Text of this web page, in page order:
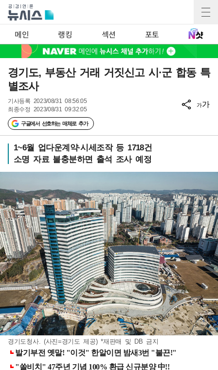
메인 랭킹 섹션 포토
경기도, 부동산 거래 거짓신고 시·군 합동 특
별조사
기사등록 2023/08/31 08:56:05
최종수정 2023/08/31 09:32:05
구글에서 선호하는 매체로 추가
가가
1~6월 업다운계약·시세조작 등 1718건
소명 자료 불충분하면 출석 조사 예정
경기도청사. (사진=경기도 제공) *재판매 및 DB 금지